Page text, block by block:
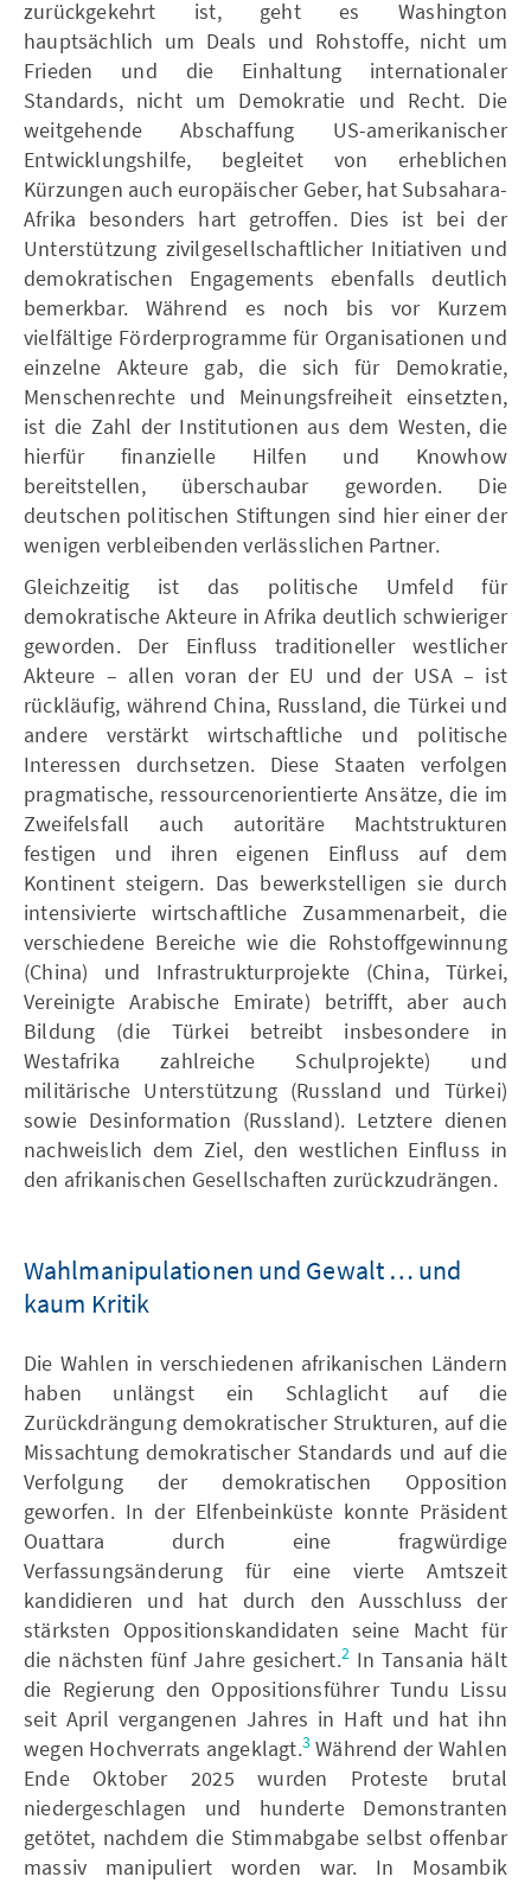
zurückgekehrt ist, geht es Washington
hauptsächlich um Deals und Rohstoffe, nicht um
Frieden und die Einhaltung internationaler
Standards, nicht um Demokratie und Recht. Die
weitgehende Abschaffung US-amerikanischer
Entwicklungshilfe, begleitet von erheblichen
Kürzungen auch europäischer Geber, hat Subsahara-
Afrika besonders hart getroffen. Dies ist bei der
Unterstützung zivilgesellschaftlicher Initiativen und
demokratischen Engagements ebenfalls deutlich
bemerkbar. Während es noch bis vor Kurzem
vielfältige Förderprogramme für Organisationen und
einzelne Akteure gab, die sich für Demokratie,
Menschenrechte und Meinungsfreiheit einsetzten,
ist die Zahl der Institutionen aus dem Westen, die
hierfür finanzielle Hilfen und Knowhow
bereitstellen, überschaubar geworden. Die
deutschen politischen Stiftungen sind hier einer der
wenigen verbleibenden verlässlichen Partner.
Gleichzeitig ist das politische Umfeld für
demokratische Akteure in Afrika deutlich schwieriger
geworden. Der Einfluss traditioneller westlicher
Akteure – allen voran der EU und der USA – ist
rückläufig, während China, Russland, die Türkei und
andere verstärkt wirtschaftliche und politische
Interessen durchsetzen. Diese Staaten verfolgen
pragmatische, ressourcenorientierte Ansätze, die im
Zweifelsfall auch autoritäre Machtstrukturen
festigen und ihren eigenen Einfluss auf dem
Kontinent steigern. Das bewerkstelligen sie durch
intensivierte wirtschaftliche Zusammenarbeit, die
verschiedene Bereiche wie die Rohstoffgewinnung
(China) und Infrastrukturprojekte (China, Türkei,
Vereinigte Arabische Emirate) betrifft, aber auch
Bildung (die Türkei betreibt insbesondere in
Westafrika zahlreiche Schulprojekte) und
militärische Unterstützung (Russland und Türkei)
sowie Desinformation (Russland). Letztere dienen
nachweislich dem Ziel, den westlichen Einfluss in
den afrikanischen Gesellschaften zurückzudrängen.
Wahlmanipulationen und Gewalt … und
kaum Kritik
Die Wahlen in verschiedenen afrikanischen Ländern
haben unlängst ein Schlaglicht auf die
Zurückdrängung demokratischer Strukturen, auf die
Missachtung demokratischer Standards und auf die
Verfolgung der demokratischen Opposition
geworfen. In der Elfenbeinküste konnte Präsident
Ouattara durch eine fragwürdige
Verfassungsänderung für eine vierte Amtszeit
kandidieren und hat durch den Ausschluss der
stärksten Oppositionskandidaten seine Macht für
die nächsten fünf Jahre gesichert.2 In Tansania hält
die Regierung den Oppositionsführer Tundu Lissu
seit April vergangenen Jahres in Haft und hat ihn
wegen Hochverrats angeklagt.3Während der Wahlen
Ende Oktober 2025 wurden Proteste brutal
niedergeschlagen und hunderte Demonstranten
getötet, nachdem die Stimmabgabe selbst offenbar
massiv manipuliert worden war. In Mosambik